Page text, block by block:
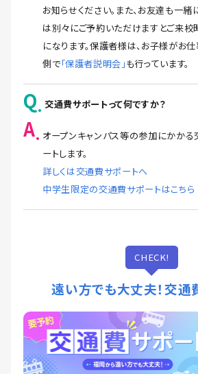
お知らせください。また、お友達も一
は別々にご予約いただけますとご来
になります。保護者様は、お子様がお
側で「保護者説明会」も行っています。
Q 交通費サポートって何ですか？
A
オープンキャンパス等の参加にかか
ートします。
詳しくは交通費サポートへ
中学生限定の交通費サポートはこちら
CHECK!
遠い方でも大丈夫！交通